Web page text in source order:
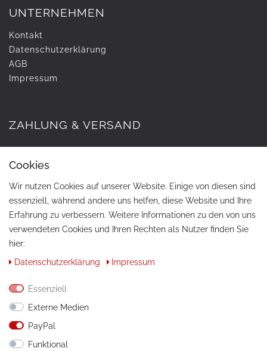
UNTERNEHMEN
Kontakt
Daten­schutz­erklärung
AGB
Impressum
ZAHLUNG & VERSAND
ANLEITUNGEN
Cookies
Wir nutzen Cookies auf unserer Website. Einige von diesen sind
essenziell, während andere uns helfen, diese Website und Ihre
Erfahrung zu verbessern. Weitere Informationen zu den von uns
verwendeten Cookies und Ihren Rechten als Nutzer finden Sie
hier:
Daten­schutz­erklärung
Impressum
Essenziell
Externe Medien
PayPal
Funktional